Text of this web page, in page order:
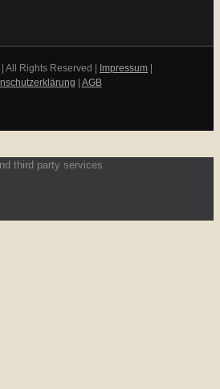
All Rights Reserved | Impressum
AGB
third party services.